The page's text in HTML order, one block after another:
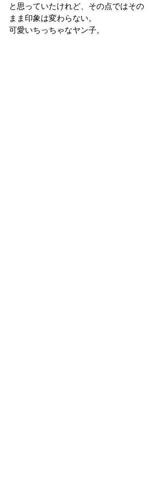
と思っていたけれど、その点ではその
まま印象は変わらない。
可愛いちっちゃなヤン子。